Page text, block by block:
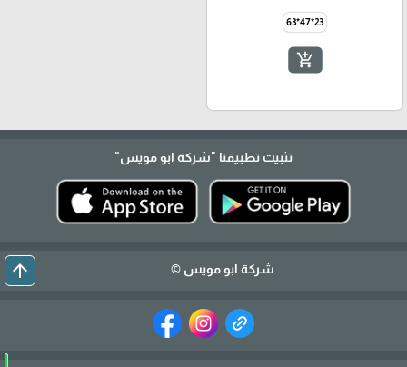
23*47*63
add_shopping_cart
تثبيت تطبيقنا "شركة ابو مويس"
شركة ابو مويس © arrow_upward